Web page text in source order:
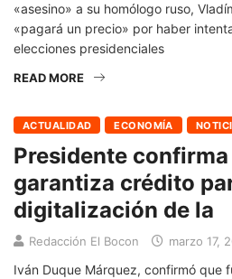
«asesino» a su homólogo ruso,
«pagará un precio» por haber
elecciones presidenciales
READ MORE
ACTUALIDAD ECONOMÍA
Presidente confirma
garantiza crédito
digitalización de la
Redacción El Bocon marzo 17,
Iván Duque Márquez, confirmó que